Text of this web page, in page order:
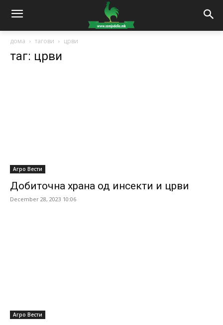
дома тагови црви
таг: црви
Агро Вести
Добиточна храна од инсекти и црви
December 28, 2023 10:06
Агро Вести